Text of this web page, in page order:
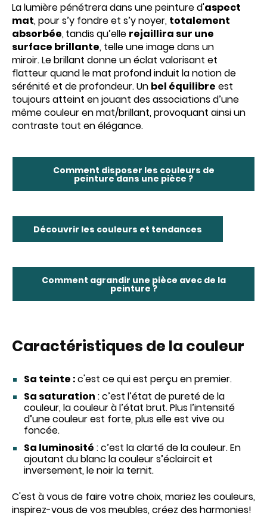
La lumière pénétrera dans une peinture d'aspect
mat, pour s’y fondre et s’y noyer, totalement
absorbée,tandis qu’elle rejaillira sur une
surface brillante, telle une image dans un
miroir. Le brillant donne un éclat valorisant et
flatteur quand le mat profond induit la notion de
sérénité et de profondeur. Un bel équilibre est
toujours atteint en jouant des associations d’une
même couleur en mat/brillant, provoquant ainsi un
contraste tout en élégance.
Comment disposer les couleurs de
peinture dans une pièce ?
Découvrir les couleurs et tendances
Comment agrandir une pièce avec de la
peinture ?
Caractéristiques de la couleur
Sa teinte :c'est ce qui est perçu en premier.
Sa saturation : c’est l’état de pureté de la
couleur, la couleur à l’état brut. Plus l’intensité
d’une couleur est forte, plus elle est vive ou
foncée.
Sa luminosité : c’est la clarté de la couleur. En
ajoutant du blanc la couleur s’éclaircit et
inversement, le noir la ternit.
C'est à vous de faire votre choix, mariez les couleurs,
inspirez-vous de vos meubles, créez des harmonies!